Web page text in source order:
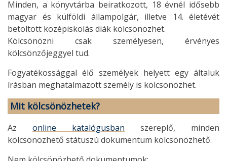
Minden, a könyvtárba beiratkozott, 18 évnél idősebb
magyar és külföldi állampolgár, illetve 14. életévét
betöltött középiskolás diák kölcsönözhet.
Kölcsönözni csak személyesen, érvényes
kölcsönzőjeggyel tud.
Fogyatékossággal élő személyek helyett egy általuk
írásban meghatalmazott személy is kölcsönözhet.
Mit kölcsönözhetek?
Az online katalógusban szereplő, minden
kölcsönözhető státuszú dokumentum kölcsönözhető.